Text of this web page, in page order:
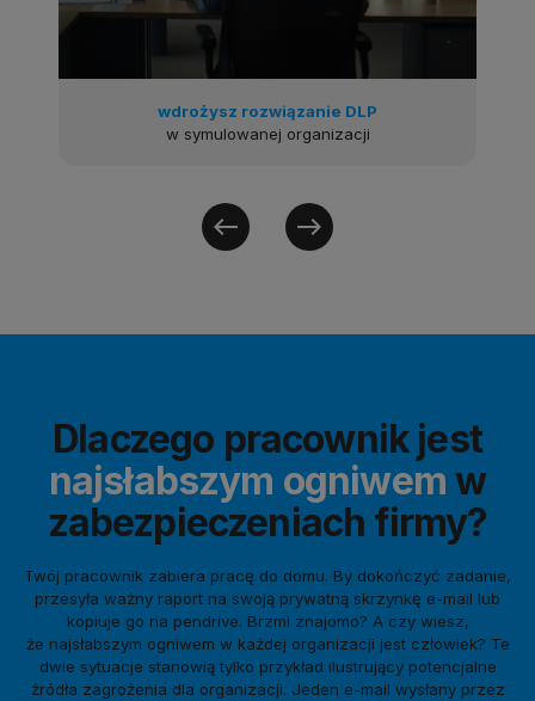
wdrożysz rozwiązanie DLP
w symulowanej organizacji
west east
Dlaczego pracownik jest
najsłabszym ogniwem w
zabezpieczeniach firmy?
Twój pracownik zabiera pracę do domu. By dokończyć zadanie,
przesyła ważny raport na swoją prywatną skrzynkę e-mail lub
kopiuje go na pendrive. Brzmi znajomo? A czy wiesz,
że najsłabszym ogniwem w każdej organizacji jest człowiek? Te
dwie sytuacje stanowią tylko przykład ilustrujący potencjalne
źródła zagrożenia dla organizacji. Jeden e-mail wysłany przez